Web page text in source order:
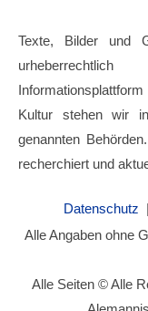
Texte, Bilder und
Kultur stehen wir
genannten
recherchiert und
Datenschutz |
Alle Angaben ohne
Alle Seiten © Alle